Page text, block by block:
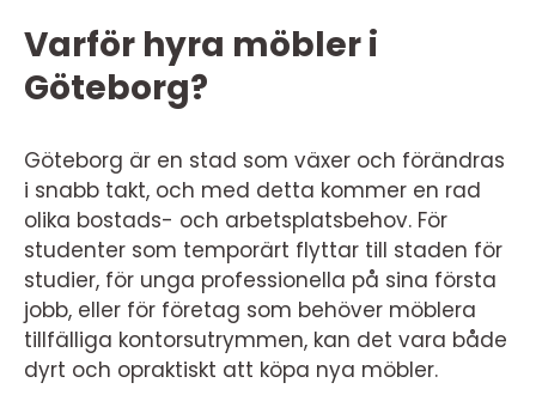
Varför hyra möbler i
Göteborg?
Göteborg är en stad som växer och förändras
i snabb takt, och med detta kommer en rad
olika bostads- och arbetsplatsbehov. För
studenter som temporärt flyttar till staden för
studier, för unga professionella på sina första
jobb, eller för företag som behöver möblera
tillfälliga kontorsutrymmen, kan det vara både
dyrt och opraktiskt att köpa nya möbler.